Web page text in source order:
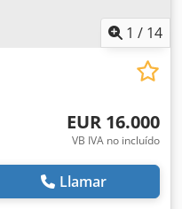
1 / 14
EUR 16.000
VB IVA no incluído
Llamar